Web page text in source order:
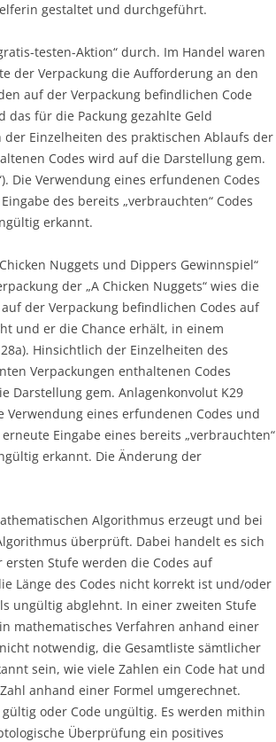
gestaltet und durchgeführt.
testen-Aktion“ durch. Im Handel waren
der Verpackung die Aufforderung an den
auf der Verpackung befindlichen Code
für die Packung gezahlte Geld
Einzelheiten des praktischen Ablaufs der
Codes wird auf die Darstellung gem.
Die Verwendung eines erfundenen Codes
des bereits „verbrauchten“ Codes
erkannt.
Nuggets und Dippers Gewinnspiel“
der „A Chicken Nuggets“ wies die
der Verpackung befindlichen Codes auf
und er die Chance erhält, in einem
Hinsichtlich der Einzelheiten des
Verpackungen enthaltenen Codes
Darstellung gem. Anlagenkonvolut K29
Verwendung eines erfundenen Codes und
Eingabe eines bereits „verbrauchten“
erkannt. Die Änderung der
Algorithmus erzeugt und bei
überprüft. Dabei handelt es sich
Stufe werden die Codes auf
Länge des Codes nicht korrekt ist und/oder
ungültig abglehnt. In einer zweiten Stufe
mathematisches Verfahren anhand einer
notwendig, die Gesamtliste sämtlicher
sein, wie viele Zahlen ein Code hat und
anhand einer Formel umgerechnet.
oder Code ungültig. Es werden mithin
Überprüfung ein positives